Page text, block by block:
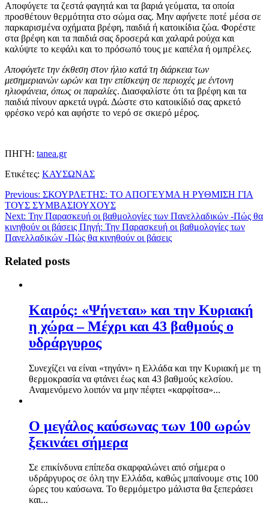
Αποφύγετε τα ζεστά φαγητά και τα βαριά γεύματα, τα οποία
προσθέτουν θερμότητα στο σώμα σας. Μην αφήνετε ποτέ μέσα σε
παρκαρισμένα οχήματα βρέφη, παιδιά ή κατοικίδια ζώα. Φορέστε
στα βρέφη και τα παιδιά σας δροσερά και χαλαρά ρούχα και
καλύψτε το κεφάλι και το πρόσωπό τους με καπέλα ή ομπρέλες.
Αποφύγετε την έκθεση στον ήλιο κατά τη διάρκεια των
μεσημεριανών ωρών και την επίσκεψη σε περιοχές με έντονη
ηλιοφάνεια, όπως οι παραλίες. Διασφαλίστε ότι τα βρέφη και τα
παιδιά πίνουν αρκετά υγρά. Δώστε στο κατοικίδιό σας αρκετό
φρέσκο νερό και αφήστε το νερό σε σκιερό μέρος.
ΠΗΓΗ: tanea.gr
Ετικέτες: ΚΑΥΣΩΝΑΣ
Previous: ΣΚΟΥΡΛΕΤΗΣ: ΤΟ ΑΠΟΓΕΥΜΑ Η ΡΥΘΜΙΣΗ ΓΙΑ
ΤΟΥΣ ΣΥΜΒΑΣΙΟΥΧΟΥΣ
Next: Την Παρασκευή οι βαθμολογίες των Πανελλαδικών -Πώς θα
κινηθούν οι βάσεις Πηγή: Την Παρασκευή οι βαθμολογίες των
Πανελλαδικών -Πώς θα κινηθούν οι βάσεις
Related posts
Καιρός: «Ψήνεται» και την Κυριακή
η χώρα – Μέχρι και 43 βαθμούς ο
υδράργυρος
Συνεχίζει να είναι «τηγάνι» η Ελλάδα και την Κυριακή με τη
θερμοκρασία να φτάνει έως και 43 βαθμούς κελσίου.
Αναμενόμενο λοιπόν να μην πέφτει «καρφίτσα»...
Ο μεγάλος καύσωνας των 100 ωρών
ξεκινάει σήμερα
Σε επικίνδυνα επίπεδα σκαρφαλώνει από σήμερα ο
υδράργυρος σε όλη την Ελλάδα, καθώς μπαίνουμε στις 100
ώρες του καύσωνα. Το θερμόμετρο μάλιστα θα ξεπεράσει
και...